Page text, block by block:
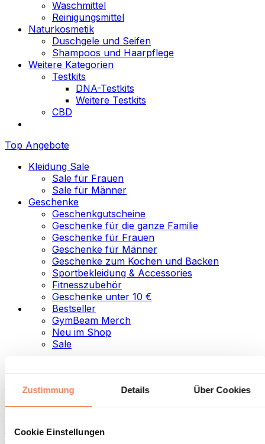
Zustimmung Details Über Cookies
Cookie Einstellungen
Waschmittel
Reinigungsmittel
Naturkosmetik
Duschgele und Seifen
Shampoos und Haarpflege
Weitere Kategorien
Testkits
DNA-Testkits
Weitere Testkits
CBD
Top Angebote
Kleidung Sale
Sale für Frauen
Sale für Männer
Geschenke
Geschenkgutscheine
Geschenke für die ganze Familie
Geschenke für Frauen
Geschenke für Männer
Geschenke zum Kochen und Backen
Sportbekleidung & Accessories
Fitnesszubehör
Geschenke unter 10 €
Bestseller
GymBeam Merch
Neu im Shop
Sale
Lebensmittel
Fitness-Food
Aufstriche und Pasten